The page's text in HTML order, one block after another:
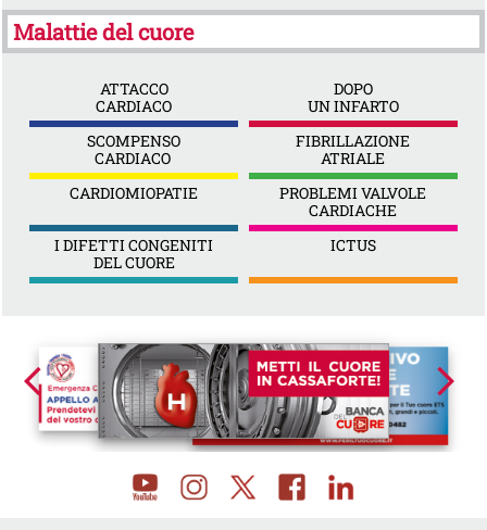
Malattie del cuore
ATTACCO
CARDIACO
DOPO
UN INFARTO
SCOMPENSO
CARDIACO
FIBRILLAZIONE
ATRIALE
CARDIOMIOPATIE
PROBLEMI VALVOLE
CARDIACHE
I DIFETTI CONGENITI
DEL CUORE
ICTUS
arrow_back_ios arrow_forward_ios